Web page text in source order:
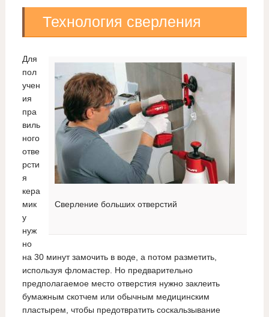
Технология сверления
Сверление больших отверстий
Для
пол
учен
ия
пра
виль
ного
отве
рсти
я
кера
мик
у
нуж
но
на 30 минут замочить в воде, а потом разметить,
используя фломастер. Но предварительно
предполагаемое место отверстия нужно заклеить
бумажным скотчем или обычным медицинским
пластырем, чтобы предотвратить соскальзывание